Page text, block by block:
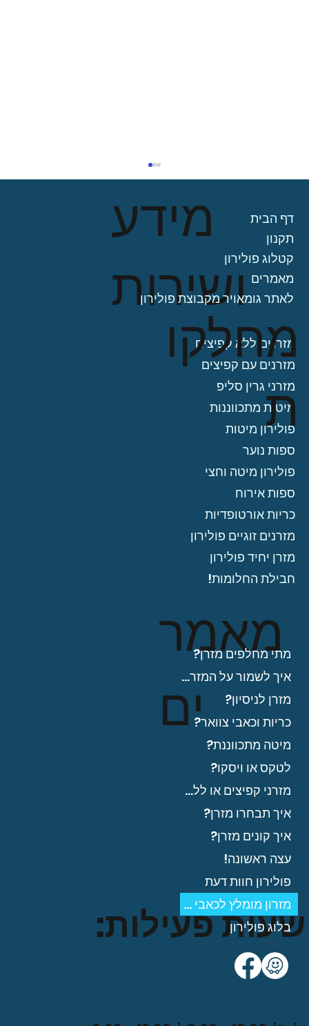
מבצעים מזרני פולירון לחודש הנוכחי
שעות פעילות:
מידע
ושירות
מזרנים ללא קפיצים
מזרנים עם קפיצים
מזרני גרין סליפ
מיטות מתכווננות
פולירון מיטות
ספות נוער
פולירון מיטה וחצי
ספות אירוח
כריות אורטופדיות
מזרנים זוגיים פולירון
מזרן יחיד פולירון
חבילת החלומות!
מאמר
ים
מתי מחלפים מזרן?
איך לשמור על המזרן?
מזרן לניסיון?
כריות וכאבי צוואר?
מיטה מתכווננת?
לטקס או ויסקו?
מזרני קפיצים או ללא?
איך תבחרו מזרן?
איך קונים מזרן?
עצה ראשונה!
פולירון חוות דעת
מזרון מומלץ לכאבי גב?
בלוג פולירון
דף הבית
תקנון
קטלוג פולירון
מאמרים
לאתר גומאויר מקבוצת פולירון
מחלקו
ת